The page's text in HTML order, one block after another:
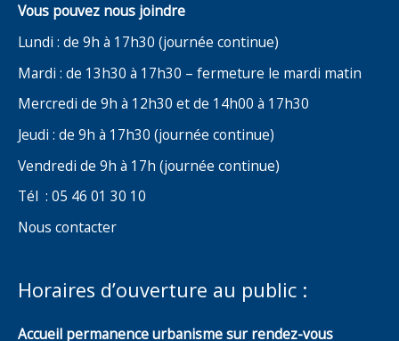
Vous pouvez nous joindre
Lundi : de 9h à 17h30 (journée continue)
Mardi : de 13h30 à 17h30 – fermeture le mardi matin
Mercredi de 9h à 12h30 et de 14h00 à 17h30
Jeudi : de 9h à 17h30 (journée continue)
Vendredi de 9h à 17h (journée continue)
Tél : 05 46 01 30 10
Nous contacter
Horaires d’ouverture au public :
Accueil permanence urbanisme sur rendez-vous